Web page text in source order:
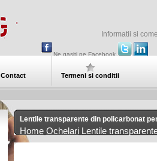
Informatii si
Ne gasiti pe Facebook
Contact Termeni si conditii
Lentile transparente din policarbonat
Home OchelariLentile